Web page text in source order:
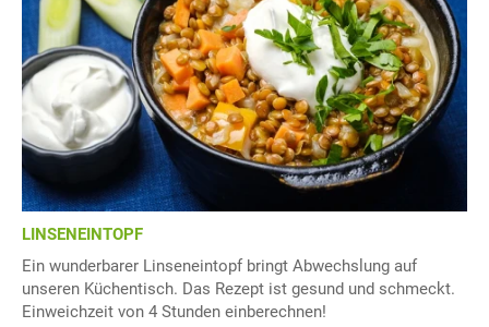
LINSENEINTOPF
Ein wunderbarer Linseneintopf bringt Abwechslung auf
unseren Küchentisch. Das Rezept ist gesund und schmeckt.
Einweichzeit von 4 Stunden einberechnen!